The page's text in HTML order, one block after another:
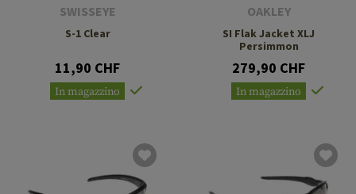
SWISSEYE
S-1 Clear
11,90 CHF
In magazzino
OAKLEY
SI Flak Jacket XLJ
Persimmon
279,90 CHF
In magazzino